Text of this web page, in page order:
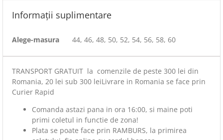
Informații suplimentare
Alege-masura 44, 46, 48, 50, 52, 54, 56, 58, 60
TRANSPORT GRATUIT la comenzile de peste 300 lei din
Romania, 20 lei sub 300 leiLivrare in Romania se face prin
Curier Rapid
Comanda astazi pana in ora 16:00, si maine poti
primi coletul in functie de zona!
Plata se poate face prin RAMBURS, la primirea